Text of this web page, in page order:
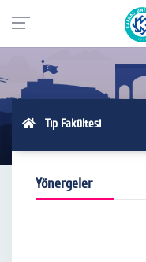
Tıp Fakültesi
Yönergeler